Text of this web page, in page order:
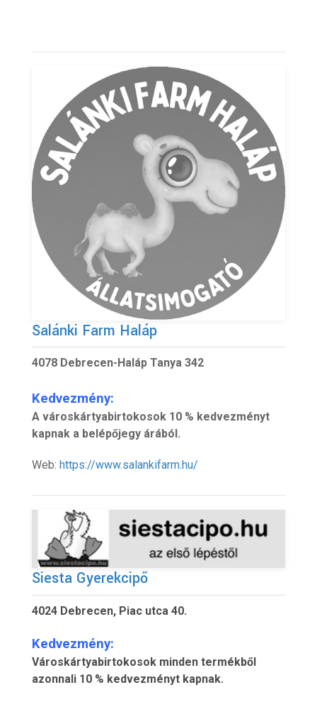
Salánki Farm Haláp
4078 Debrecen-Haláp Tanya 342
Kedvezmény:
A városkártyabirtokosok 10 % kedvezményt
kapnak a belépőjegy árából.
Web: https://www.salankifarm.hu/
Siesta Gyerekcipő
4024 Debrecen, Piac utca 40.
Kedvezmény:
Városkártyabirtokosok minden termékből
azonnali 10 % kedvezményt kapnak.